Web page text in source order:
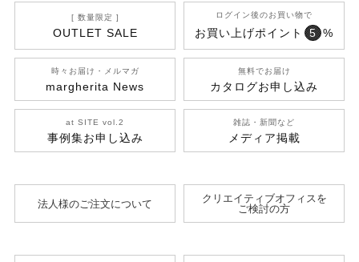
[ 数量限定 ]
OUTLET SALE
ログイン後のお買い物で
お買い上げポイント 5 %
時々お届け・メルマガ
margherita News
無料でお届け
カタログお申し込み
at SITE vol.2
事例集お申し込み
雑誌・新聞など
メディア掲載
法人様のご注文について
クリエイティブオフィスを
ご検討の方